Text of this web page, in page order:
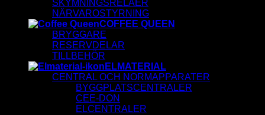
SKYMNINGSRELÄER
NÄRVAROSTYRNING
COFFEE QUEEN
BRYGGARE
RESERVDELAR
TILLBEHÖR
ELMATERIAL
CENTRAL OCH NORMAPPARATER
BYGGPLATSCENTRALER
CEE-DON
ELCENTRALER